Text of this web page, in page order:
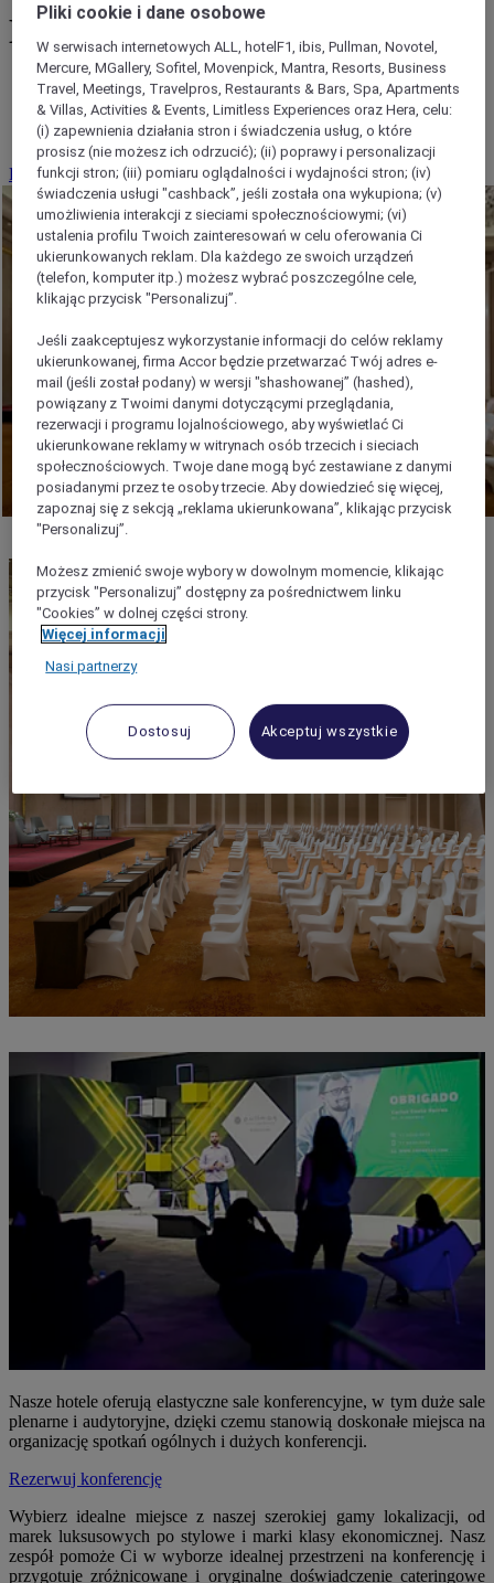
Konferencja
Planujesz konferencję Pozwól nam się tym
zająć
Rezerwuj konferencję
Nasze hotele oferują elastyczne sale konferencyjne, w tym duże sale
plenarne i audytoryjne, dzięki czemu stanowią doskonałe miejsca na
organizację spotkań ogólnych i dużych konferencji.
Rezerwuj konferencję
Wybierz idealne miejsce z naszej szerokiej gamy lokalizacji, od
marek luksusowych po stylowe i marki klasy ekonomicznej. Nasz
zespół pomoże Ci w wyborze idealnej przestrzeni na konferencję i
przygotuje zróżnicowane i oryginalne doświadczenie cateringowe
Pliki cookie i dane osobowe
W serwisach internetowych ALL, hotelF1, ibis, Pullman, Novotel,
Mercure, MGallery, Sofitel, Movenpick, Mantra, Resorts, Business
Travel, Meetings, Travelpros, Restaurants & Bars, Spa, Apartments
& Villas, Activities & Events, Limitless Experiences oraz Hera, celu:
(i) zapewnienia działania stron i świadczenia usług, o które
prosisz (nie możesz ich odrzucić); (ii) poprawy i personalizacji
funkcji stron; (iii) pomiaru oglądalności i wydajności stron; (iv)
świadczenia usługi "cashback”, jeśli została ona wykupiona; (v)
umożliwienia interakcji z sieciami społecznościowymi; (vi)
ustalenia profilu Twoich zainteresowań w celu oferowania Ci
ukierunkowanych reklam. Dla każdego ze swoich urządzeń
(telefon, komputer itp.) możesz wybrać poszczególne cele,
klikając przycisk "Personalizuj”.
Jeśli zaakceptujesz wykorzystanie informacji do celów reklamy
ukierunkowanej, firma Accor będzie przetwarzać Twój adres e-
mail (jeśli został podany) w wersji "shashowanej” (hashed),
powiązany z Twoimi danymi dotyczącymi przeglądania,
rezerwacji i programu lojalnościowego, aby wyświetlać Ci
ukierunkowane reklamy w witrynach osób trzecich i sieciach
społecznościowych. Twoje dane mogą być zestawiane z danymi
posiadanymi przez te osoby trzecie. Aby dowiedzieć się więcej,
zapoznaj się z sekcją „reklama ukierunkowana”, klikając przycisk
"Personalizuj”.
Możesz zmienić swoje wybory w dowolnym momencie, klikając
przycisk "Personalizuj” dostępny za pośrednictwem linku
"Cookies” w dolnej części strony.
Więcej informacji
Nasi partnerzy
Dostosuj Akceptuj wszystkie